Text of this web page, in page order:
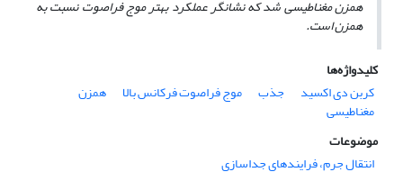
همزن مغناطیسی شد که نشانگر عملکرد بهتر موج فراصوت نسبت به
همزن است.
کلیدواژه‌ها
کربن دی اکسید
جذب موج فراصوت فرکانس بالا همزن
مغناطیسی
موضوعات
انتقال جرم، فرایندهای جداسازی